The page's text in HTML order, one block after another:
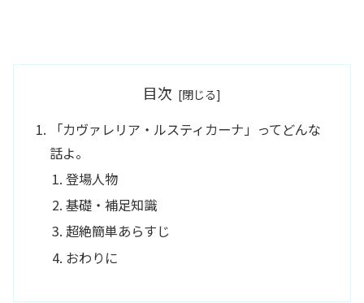
目次
「カヴァレリア・ルスティカーナ」ってどんな
話よ。
登場人物
基礎・補足知識
超絶簡単あらすじ
おわりに